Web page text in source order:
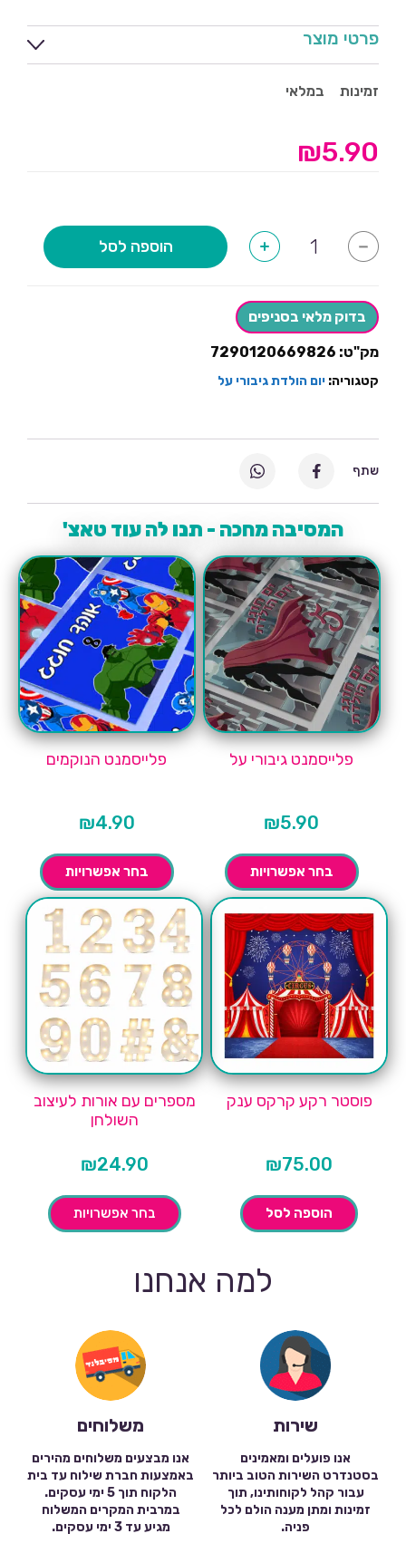
פרטי מוצר
זמינות במלאי
₪5.90
-
של
על
הנוקמים
+ הוספה לסל
בדוק מלאי בסניפים
מק"ט: 7290120669826
קטגוריה: יום הולדת גיבורי על
המסיבה מחכה - תנו לה עוד טאצ'
פלייסמנט גיבורי על
₪5.90
בחר אפשרויות
פלייסמנט הנוקמים
₪4.90
בחר אפשרויות
פוסטר רקע קרקס ענק
₪75.00
הוספה לסל
מספרים עם אורות לעיצוב
השולחן
₪24.90
בחר אפשרויות
שתף
למה אנחנו
שירות
אנו פועלים ומאמינים
בסטנדרט השירות הטוב ביותר
עבור קהל לקוחותינו, תוך
זמינות ומתן מענה הולם לכל
פניה.
משלוחים
אנו מבצעים משלוחים מהירים
באמצעות חברת שילוח עד בית
הלקוח תוך 5 ימי עסקים.
במרבית המקרים המשלוח
מגיע עד 3 ימי עסקים.